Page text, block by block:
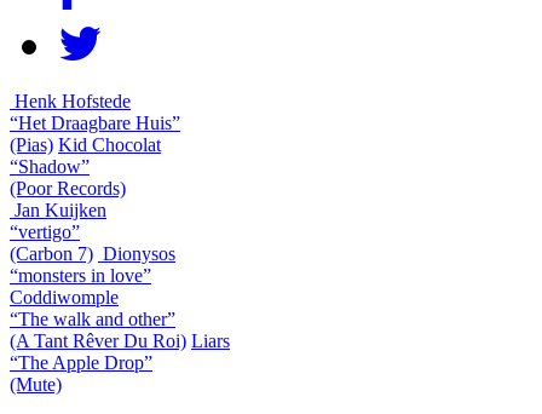
Henk Hofstede
“Het Draagbare Huis”
(Pias) Kid Chocolat
“Shadow”
(Poor Records)
Jan Kuijken
“vertigo”
(Carbon 7) Dionysos
“monsters in love”
Coddiwomple
“The walk and other”
(A Tant Rêver Du Roi) Liars
“The Apple Drop”
(Mute)